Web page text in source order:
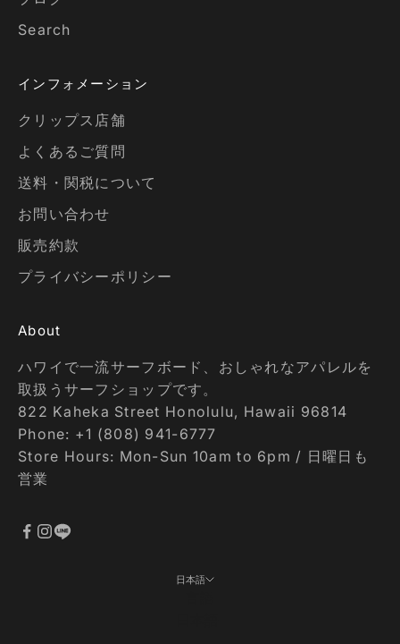
Search
インフォメーション
クリップス店舗
よくあるご質問
送料・関税について
お問い合わせ
販売約款
プライバシーポリシー
About
ハワイで一流サーフボード、おしゃれなアパレルを
取扱うサーフショップです。
822 Kaheka Street Honolulu, Hawaii 96814
Phone: +1 (808) 941-6777
Store Hours: Mon-Sun 10am to 6pm / 日曜日も
営業
日本語